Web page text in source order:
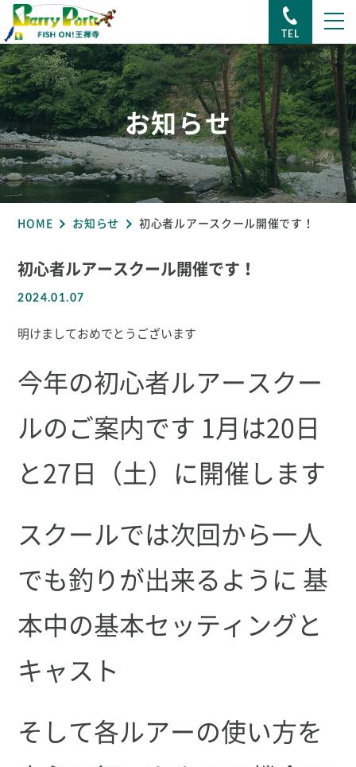
TEL
お知らせ
HOME お知らせ 初心者ルアースクール開催です！
初心者ルアースクール開催です！
2024.01.07
明けましておめでとうございます
今年の初心者ルアースクー
ルのご案内です 1月は20日
と27日（土）に開催します
スクールでは次回から一人
でも釣りが出来るように 基
本中の基本セッティングと
キャスト
そして各ルアーの使い方を